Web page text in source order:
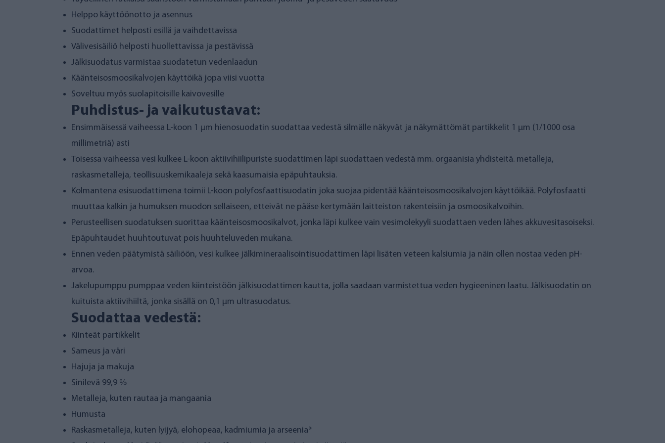
Helppo käyttöönotto ja asennus
Suodattimet helposti esillä ja vaihdettavissa
Välivesisäiliö helposti huollettavissa ja pestävissä
Jälkisuodatus varmistaa suodatetun vedenlaadun
Käänteisosmoosikalvojen käyttöikä jopa viisi vuotta
Soveltuu myös suolapitoisille kaivovesille
Puhdistus- ja vaikutustavat:
Ensimmäisessä vaiheessa L-koon 1 µm hienosuodatin suodattaa vedestä silmälle näkyvät ja näkymättömät partikkelit 1 µm (1/1000 osa
millimetriä) asti
Toisessa vaiheessa vesi kulkee L-koon aktiivihiilipuriste suodattimen läpi suodattaen vedestä mm. orgaanisia yhdisteitä. metalleja,
raskasmetalleja, teollisuuskemikaaleja sekä kaasumaisia epäpuhtauksia.
Kolmantena esisuodattimena toimii L-koon polyfosfaattisuodatin joka suojaa pidentää käänteisosmoosikalvojen käyttöikää. Polyfosfaatti
muuttaa kalkin ja humuksen muodon sellaiseen, etteivät ne pääse kertymään laitteiston rakenteisiin ja osmoosikalvoihin.
Perusteellisen suodatuksen suorittaa käänteisosmoosikalvot, jonka läpi kulkee vain vesimolekyyli suodattaen veden lähes akkuvesitasoiseksi.
Epäpuhtaudet huuhtoutuvat pois huuhteluveden mukana.
Ennen veden päätymistä säiliöön, vesi kulkee jälkimineraalisointisuodattimen läpi lisäten veteen kalsiumia ja näin ollen nostaa veden pH-
arvoa.
Jakelupumppu pumppaa veden kiinteistöön jälkisuodattimen kautta, jolla saadaan varmistettua veden hygieeninen laatu. Jälkisuodatin on
kuituista aktiivihiiltä, jonka sisällä on 0,1 µm ultrasuodatus.
Suodattaa vedestä:
Kiinteät partikkelit
Sameus ja väri
Hajuja ja makuja
Sinilevä 99,9 %
Metalleja, kuten rautaa ja mangaania
Humusta
Raskasmetalleja, kuten lyijyä, elohopeaa, kadmiumia ja arseenia*